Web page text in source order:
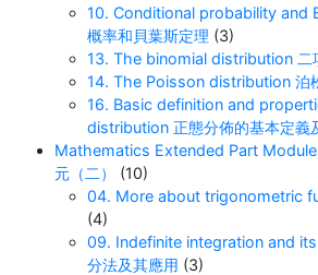
10. Conditional probability and
概率和貝葉斯定理 (3)
13. The binomial distribution 二
14. The Poisson distribution 泊
16. Basic definition and
distribution 正態分佈的基本定義
Mathematics Extended Part
元（二）
(10)
04. More about trigonometric
(4)
09. Indefinite integration and
分法及其應用 (3)